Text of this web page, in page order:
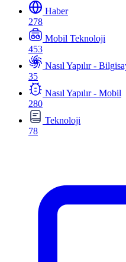
Haber
278
Mobil Teknoloji
453
Nasıl Yapılır -
35
Nasıl Yapılır - Mobil
280
Teknoloji
78